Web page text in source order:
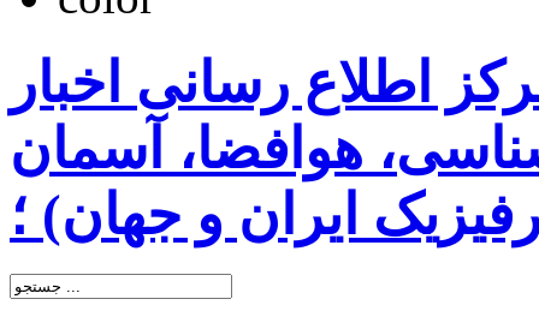
اطلاع رسانی اخبار
هوافضا، آسمان
ایران و جهان) ؛